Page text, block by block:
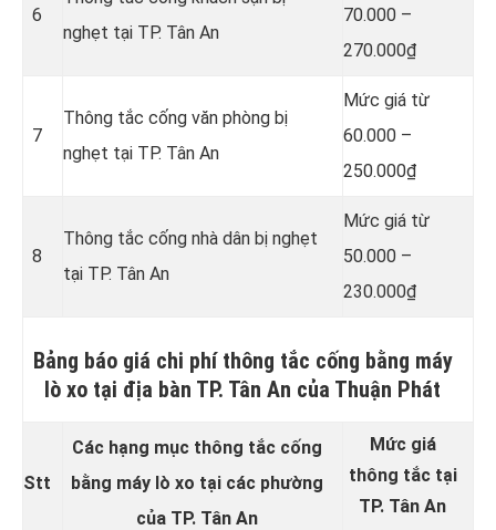
6
nghẹt tại TP. Tân An
70.000 –
270.000₫
7
Thông tắc cống văn phòng bị
nghẹt tại TP. Tân An
Mức giá từ
60.000 –
250.000₫
8
Thông tắc cống nhà dân bị nghẹt
tại TP. Tân An
Mức giá từ
50.000 –
230.000₫
Bảng báo giá chi phí thông tắc cống bằng máy
lò xo tại địa bàn TP. Tân An của Thuận Phát
Stt
Các hạng mục thông tắc cống
bằng máy lò xo tại các phường
của TP. Tân An
Mức giá
thông tắc tại
TP. Tân An